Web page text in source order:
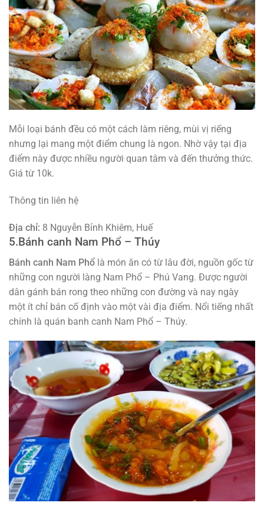
Mỗi loại bánh đều có một cách làm riêng, mùi vị riếng
nhưng lại mang một điểm chung là ngon. Nhờ vậy tại địa
điểm này được nhiều người quan tâm và đến thưởng thức.
Giá từ 10k.
Thông tin liên hệ
Địa chỉ: 8 Nguyễn Bỉnh Khiêm, Huế
5.Bánh canh Nam Phổ – Thúy
Bánh canh Nam Phổ là món ăn có từ lâu đời, nguồn gốc từ
những con người làng Nam Phổ – Phú Vang. Được người
dân gánh bán rong theo những con đường và nay ngày
một ít chỉ bán cố định vào một vài địa điểm. Nổi tiếng nhất
chính là quán banh canh Nam Phổ – Thúy.